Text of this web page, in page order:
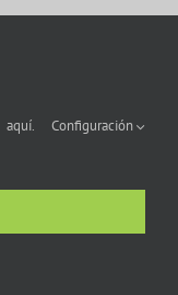
aquí. Configuración